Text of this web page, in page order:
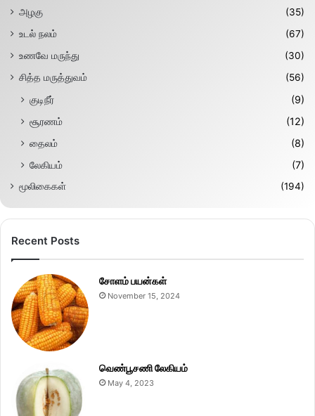
அழகு
(35)
உடல் நலம்
(67)
உணவே மருந்து
(30)
சித்த மருத்துவம்
(56)
குடிநீர்
(9)
சூரணம்
(12)
தைலம்
(8)
லேகியம்
(7)
மூலிகைகள் (194)
Recent Posts
சோளம் பயன்கள்
November 15, 2024
வெண்பூசணி லேகியம்
May 4, 2023